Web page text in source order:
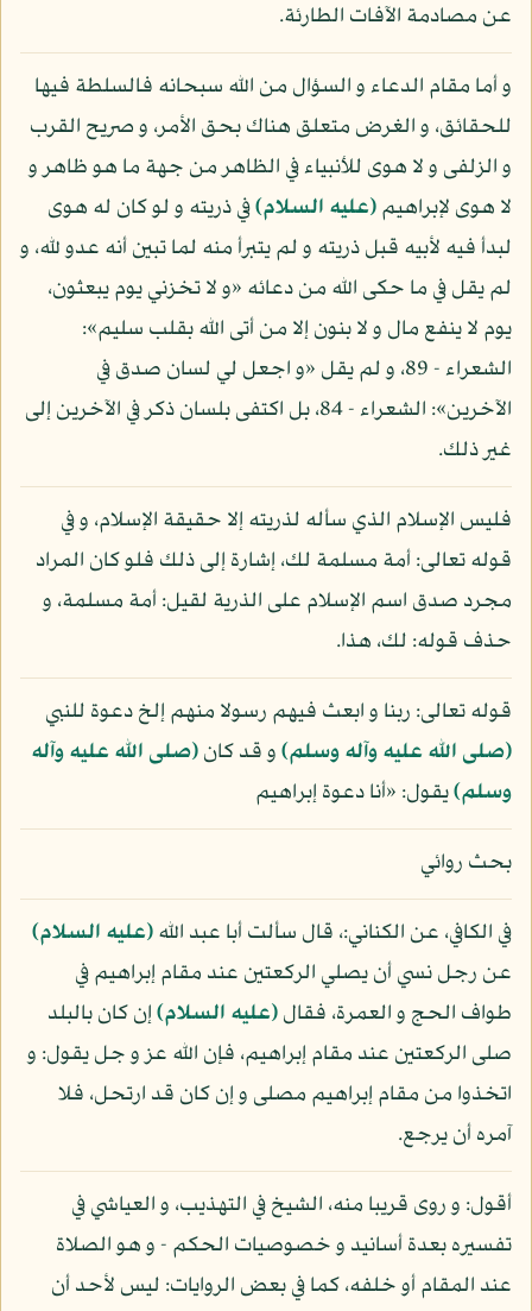
عن مصادمة الآفات الطارئة.
و أما مقام الدعاء و السؤال من الله سبحانه فالسلطة فيها
للحقائق، و الغرض متعلق هناك بحق الأمر، و صريح القرب
و الزلفى و لا هوى للأنبياء في الظاهر من جهة ما هو ظاهر و
لا هوى لإبراهيم(عليه السلام)في ذريته و لو كان له هوى
لبدأ فيه لأبيه قبل ذريته و لم يتبرأ منه لما تبين أنه عدو لله، و
لم يقل في ما حكى الله من دعائه «و لا تخزني يوم يبعثون،
يوم لا ينفع مال و لا بنون إلا من أتى الله بقلب سليم»:
الشعراء - 89، و لم يقل «و اجعل لي لسان صدق في
الآخرين»: الشعراء - 84، بل اكتفى بلسان ذكر في الآخرين إلى
غير ذلك.
فليس الإسلام الذي سأله لذريته إلا حقيقة الإسلام، و في
قوله تعالى: أمة مسلمة لك، إشارة إلى ذلك فلو كان المراد
مجرد صدق اسم الإسلام على الذرية لقيل: أمة مسلمة، و
حذف قوله: لك، هذا.
قوله تعالى: ربنا و ابعث فيهم رسولا منهم إلخ دعوة للنبي
(صلى الله عليه وآله وسلم)و قد كان(صلى الله عليه وآله
وسلم)يقول: «أنا دعوة إبراهيم
بحث روائي
في الكافي، عن الكناني:، قال سألت أبا عبد الله(عليه السلام)
عن رجل نسي أن يصلي الركعتين عند مقام إبراهيم في
طواف الحج و العمرة، فقال(عليه السلام)إن كان بالبلد
صلى الركعتين عند مقام إبراهيم، فإن الله عز و جل يقول: و
اتخذوا من مقام إبراهيم مصلى و إن كان قد ارتحل، فلا
آمره أن يرجع.
أقول: و روى قريبا منه، الشيخ في التهذيب، و العياشي في
تفسيره بعدة أسانيد و خصوصيات الحكم - و هو الصلاة
عند المقام أو خلفه، كما في بعض الروايات: ليس لأحد أن